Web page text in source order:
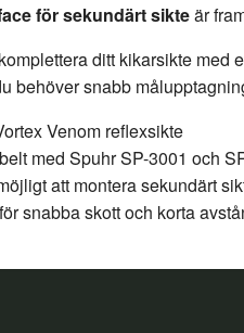
för sekundärt sikteär
ditt kikarsikte med
behöver snabb
Venom reflexsikte
med Spuhr SP-3001 och
att montera sekundärt
snabba skott och korta